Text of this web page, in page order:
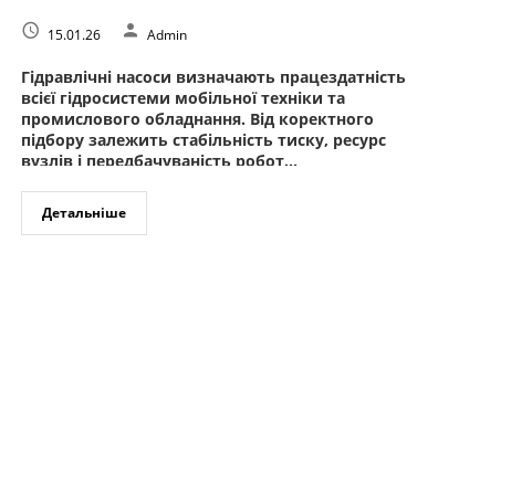
15.01.26 Admin
Гідравлічні насоси визначають працездатність
всієї гідросистеми мобільної техніки та
промислового обладнання. Від коректного
підбору залежить стабільність тиску, ресурс
вузлів і передбачуваність робот...
Детальніше